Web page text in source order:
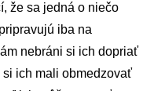
že sa jedná o niečo
iba na
nebráni si ich dopriať
ich mali obmedzovať